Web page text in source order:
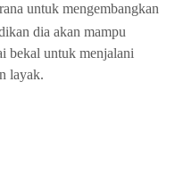
untuk mengembangkan
dia akan mampu
bekal untuk menjalani
layak.